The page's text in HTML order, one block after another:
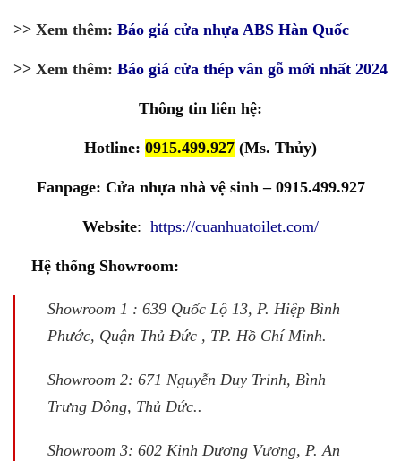
>> Xem thêm: Báo giá cửa nhựa ABS Hàn Quốc
>> Xem thêm: Báo giá cửa thép vân gỗ mới nhất 2024
Thông tin liên hệ:
Hotline: 0915.499.927 (Ms. Thủy)
Fanpage: Cửa nhựa nhà vệ sinh – 0915.499.927
Website: https://cuanhuatoilet.com/
Hệ thống Showroom:
Showroom 1 : 639 Quốc Lộ 13, P. Hiệp Bình
Phước, Quận Thủ Đức , TP. Hồ Chí Minh.
Showroom 2: 671 Nguyễn Duy Trinh, Bình
Trưng Đông, Thủ Đức..
Showroom 3: 602 Kinh Dương Vương, P. An